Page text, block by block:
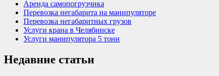
Аренда самопогрузчика
Перевозка негабарита на манипуляторе
Перевозка негабаритных грузов
Услуги крана в Челябинске
Услуги манипулятора 5 тонн
Недавние статьи